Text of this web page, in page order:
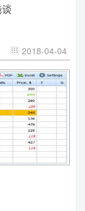
 2018-04-04